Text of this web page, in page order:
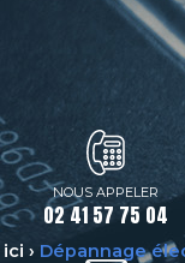
NOUS APPELER
02 41 57 75 04
› Dépannage